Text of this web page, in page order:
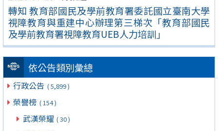
轉知 教育部國民及學前教育署委託國立臺南大學
視障教育與重建中心辦理第三梯次「教育部國民
及學前教育署視障教育UEB人力培訓」
依公告類別彙總
行政公告 ( 5,899 )
榮譽榜 ( 154 )
武漢榮耀 ( 30 )